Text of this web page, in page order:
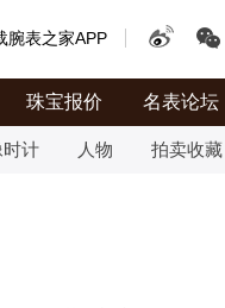
腕表之家APP
珠宝报价 名表论坛
计 人物 拍卖收藏